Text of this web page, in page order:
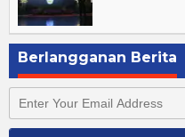
Berlangganan Berita